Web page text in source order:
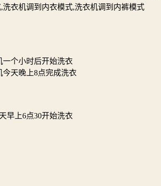
衣机调到内衣模式,洗衣机调到内裤模式
个小时后开始洗衣
天晚上8点完成洗衣
早上6点30开始洗衣